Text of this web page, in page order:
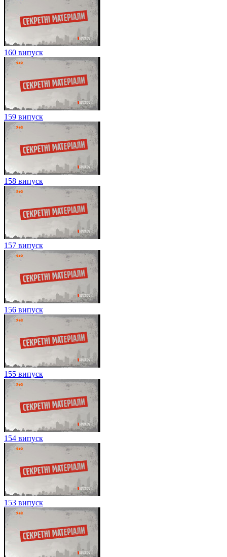
160 випуск
159 випуск
158 випуск
157 випуск
156 випуск
155 випуск
154 випуск
153 випуск